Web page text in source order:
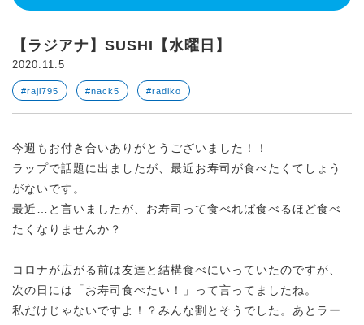
【ラジアナ】SUSHI【水曜日】
2020.11.5
#raji795 #nack5 #radiko
今週もお付き合いありがとうございました！！
ラップで話題に出ましたが、最近お寿司が食べたくてしょう
がないです。
最近…と言いましたが、お寿司って食べれば食べるほど食べ
たくなりませんか？
コロナが広がる前は友達と結構食べにいっていたのですが、
次の日には「お寿司食べたい！」って言ってましたね。
私だけじゃないですよ！？みんな割とそうでした。あとラー